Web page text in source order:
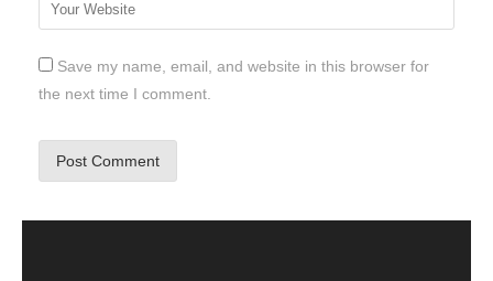
Save my name, email, and website in this browser for
the next time I comment.